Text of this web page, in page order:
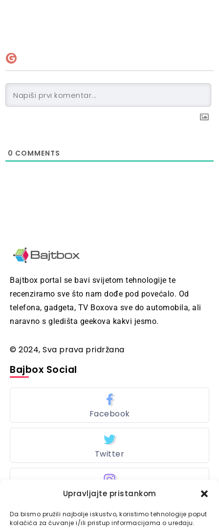
Upravljajte pristankom
Da bismo pružili najbolje iskustvo, koristimo tehnologije poput
kolačića za čuvanje i/ili pristup informacijama o uređaju.
0 COMMENTS
Bajtbox portal se bavi svijetom tehnologije te
recenziramo sve što nam dođe pod povećalo. Od
telefona, gadgeta, TV Boxova sve do automobila, ali
naravno s gledišta geekova kakvi jesmo.
© 2024, Sva prava pridržana
Bajbox Social
Facebook
Twitter
Instagram